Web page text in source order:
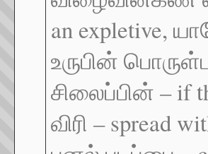
an expletive,
உருபின்
சிலைப்பின் – if
விரி – spread